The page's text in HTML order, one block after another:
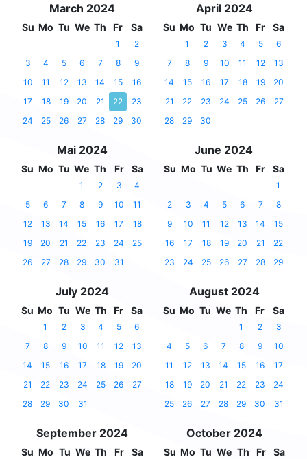
March 2024
Su Mo Tu We Th Fr Sa
1
2
3
4 5 6 7 8
9
10
11 12 13 14 15
16
17
18 19 20 21 22
23
24
25 26 27 28 29 30
April 2024
Su Mo Tu We Th Fr Sa
1 2 3 4 5
6
7
8 9 10 11 12
13
14
15 16 17 18 19
20
21
22 23 24 25 26
27
28
29 30
Mai 2024
Su Mo Tu We Th Fr Sa
1 2 3
4
5
6 7 8 9 10
11
12
13 14 15 16 17
18
19
20 21 22 23 24
25
26
27 28 29 30 31
June 2024
Su Mo Tu We Th Fr Sa
1
2
3 4 5 6 7
8
9
10 11 12 13 14
15
16
17 18 19 20 21
22
23
24 25 26 27 28 29
July 2024
Su Mo Tu We Th Fr Sa
1 2 3 4 5
6
7
8 9 10 11 12
13
14
15 16 17 18 19
20
21
22 23 24 25 26
27
28
29 30 31
August 2024
Su Mo Tu We Th Fr Sa
1 2
3
4
5 6 7 8 9
10
11
12 13 14 15 16
17
18
19 20 21 22 23
24
25
26 27 28 29 30 31
September 2024
Su Mo Tu We Th Fr Sa
October 2024
Su Mo Tu We Th Fr Sa